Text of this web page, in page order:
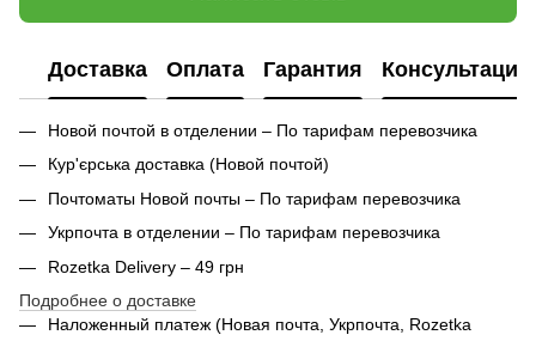
Доставка Оплата Гарантия Консультация
Новой почтой в отделении – По тарифам перевозчика
Кур'єрська доставка (Новой почтой)
Почтоматы Новой почты – По тарифам перевозчика
Укрпочта в отделении – По тарифам перевозчика
Rozetka Delivery – 49 грн
Подробнее о доставке
Наложенный платеж (Новая почта, Укрпочта, Rozetka